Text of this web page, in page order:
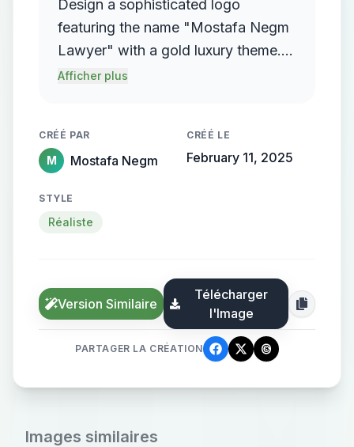
Design a sophisticated logo
featuring the name "Mostafa Negm
Lawyer" with a gold luxury theme.
The logo should incorporate a
protruding from the background,
creating a sense of motion and
Afficher plus
CRÉÉ PAR
M Mostafa Negm
CRÉÉ LE
February 11, 2025
STYLE
Réaliste
Version Similaire
Télécharger
l'Image
PARTAGER LA CRÉATION
Images similaires